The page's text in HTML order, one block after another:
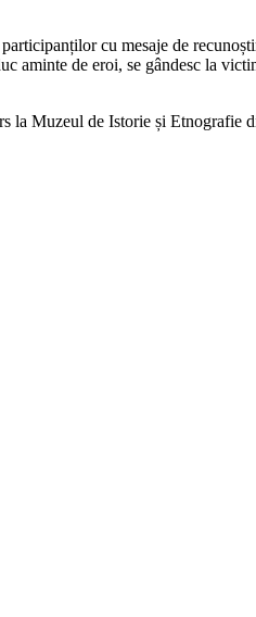
cu mesaje de
de eroi, se gândesc la
Muzeul de Istorie și Etnografie